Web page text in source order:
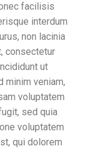
facilisis
interdum
non lacinia
consectetur
ut
minim veniam,
voluptatem
sed quia
voluptatem
qui dolorem